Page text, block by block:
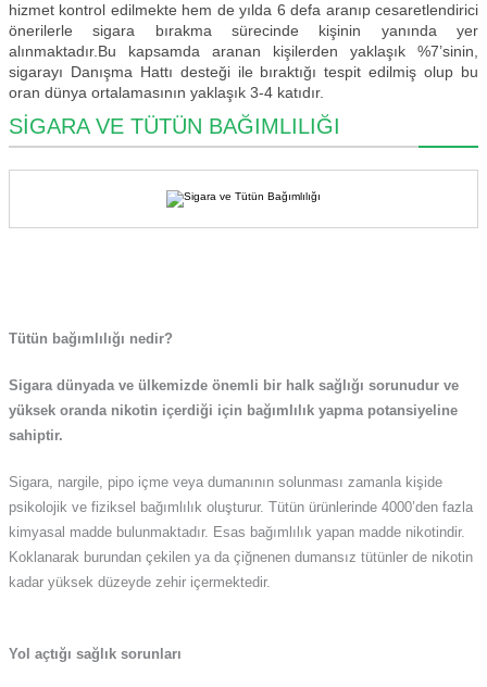
hizmet kontrol edilmekte hem de yılda 6 defa aranıp cesaretlendirici
önerilerle sigara bırakma sürecinde kişinin yanında yer
alınmaktadır.Bu kapsamda aranan kişilerden yaklaşık %7’sinin,
sigarayı Danışma Hattı desteği ile bıraktığı tespit edilmiş olup bu
oran dünya ortalamasının yaklaşık 3-4 katıdır.
SİGARA VE TÜTÜN BAĞIMLILIĞI
Tütün bağımlılığı nedir?
Sigara dünyada ve ülkemizde önemli bir halk sağlığı sorunudur ve
yüksek oranda nikotin içerdiği için bağımlılık yapma potansiyeline
sahiptir.
Sigara, nargile, pipo içme veya dumanının solunması zamanla kişide
psikolojik ve fiziksel bağımlılık oluşturur. Tütün ürünlerinde 4000’den fazla
kimyasal madde bulunmaktadır. Esas bağımlılık yapan madde nikotindir.
Koklanarak burundan çekilen ya da çiğnenen dumansız tütünler de nikotin
kadar yüksek düzeyde zehir içermektedir.
Yol açtığı sağlık sorunları